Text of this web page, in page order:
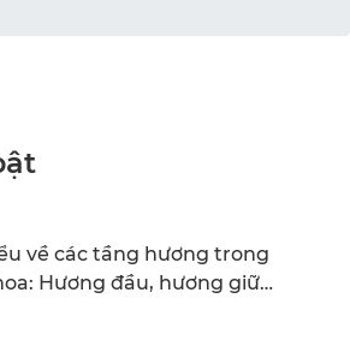
về các tầng hương trong
Hương đầu, hương giữa